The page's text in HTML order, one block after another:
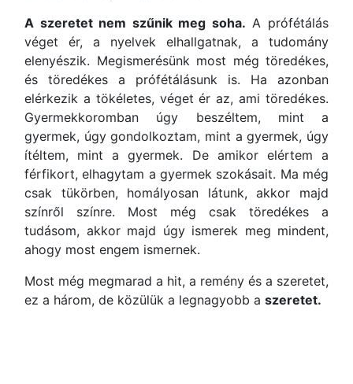
A szeretet nem szűnik meg soha. A prófétálás
véget ér, a nyelvek elhallgatnak, a tudomány
elenyészik. Megismerésünk most még töredékes,
és töredékes a prófétálásunk is. Ha azonban
elérkezik a tökéletes, véget ér az, ami töredékes.
Gyermekkoromban úgy beszéltem, mint a
gyermek, úgy gondolkoztam, mint a gyermek, úgy
ítéltem, mint a gyermek. De amikor elértem a
férfikort, elhagytam a gyermek szokásait. Ma még
csak tükörben, homályosan látunk, akkor majd
színről színre. Most még csak töredékes a
tudásom, akkor majd úgy ismerek meg mindent,
ahogy most engem ismernek.
Most még megmarad a hit, a remény és a szeretet,
ez a három, de közülük a legnagyobb a szeretet.